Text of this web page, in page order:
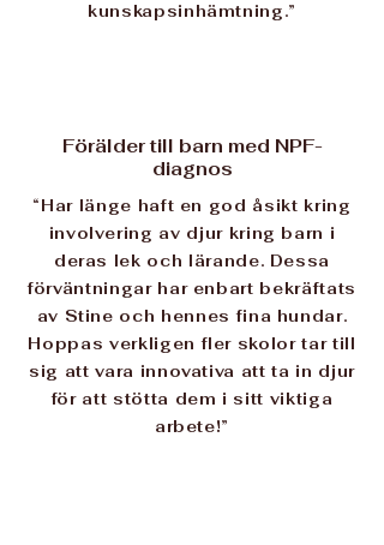
kunskapsinhämtning.”
Förälder till barn med NPF-
diagnos
“Har länge haft en god åsikt kring
involvering av djur kring barn i
deras lek och lärande. Dessa
förväntningar har enbart bekräftats
av Stine och hennes fina hundar.
Hoppas verkligen fler skolor tar till
sig att vara innovativa att ta in djur
för att stötta dem i sitt viktiga
arbete!”